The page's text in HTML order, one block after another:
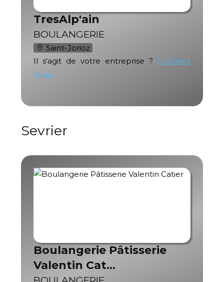
TresAlp'ain
BOULANGERIE
Saint-Jorioz
Il s'agit de votre entreprise ?
Inscrivez
vous !
Sevrier
Boulangerie Pâtisserie
Valentin Cat…